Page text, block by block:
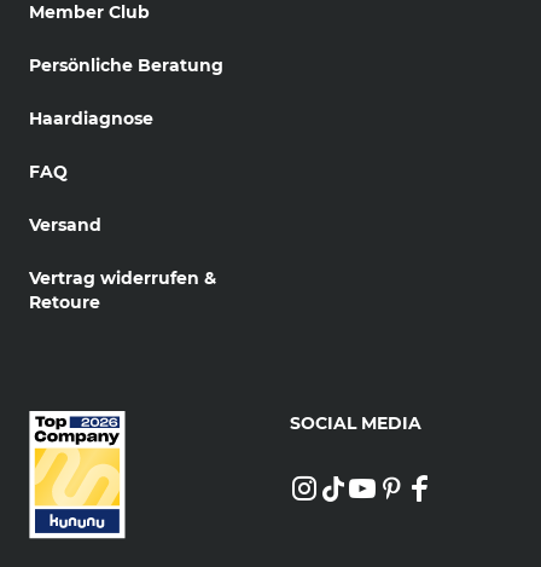
Member Club
Persönliche Beratung
Haardiagnose
FAQ
Versand
Vertrag widerrufen &
Retoure
SOCIAL MEDIA